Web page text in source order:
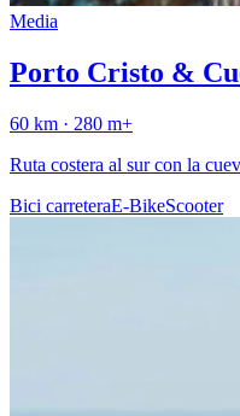
Media
Porto Cristo &
60 km · 280 m+
Ruta costera al sur con la
Bici carreteraE-BikeScooter